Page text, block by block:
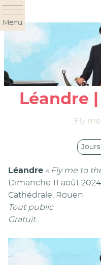
Panneau de gestion des
Menu
Léandre
Fly
Léandre « Fly me to
Dimanche 11 août
Cathédrale, Rouen
Tout public
Gratuit